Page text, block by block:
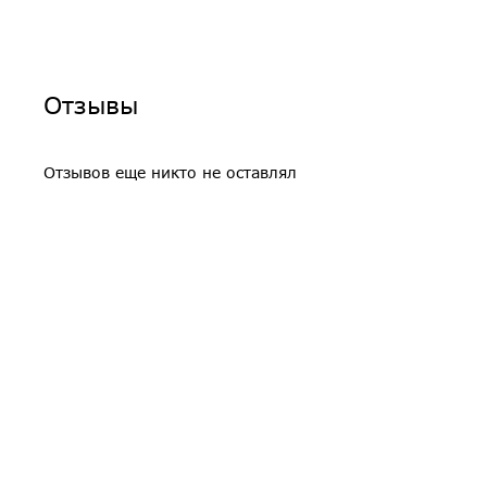
Отзывы
Отзывов еще никто не оставлял